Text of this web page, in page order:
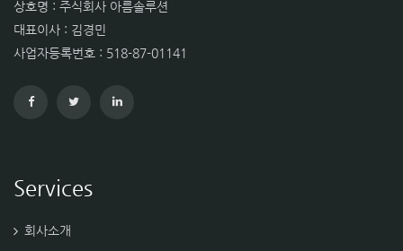
상호명 : 주식회사 아름솔루션
대표이사 : 김경민
사업자등록번호 : 518-87-01141
Services
회사소개